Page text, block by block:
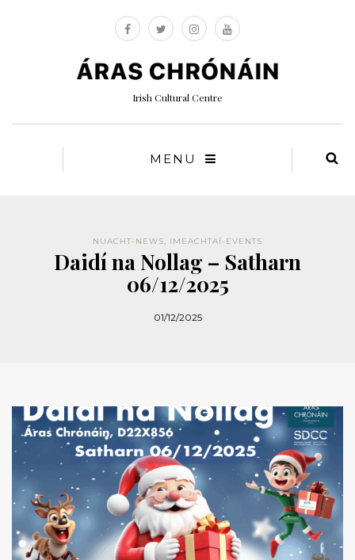
Irish Cultural Centre
MENU
NUACHT-NEWS, IMEACHTAÍ-EVENTS
Daidí na Nollag – Satharn
06/12/2025
01/12/2025